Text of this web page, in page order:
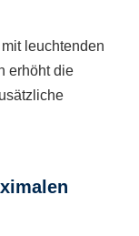
leuchtenden
erhöht die